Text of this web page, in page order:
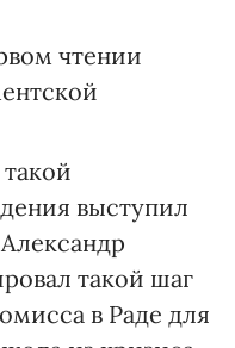
чтении
выступил
такой шаг
в Раде для